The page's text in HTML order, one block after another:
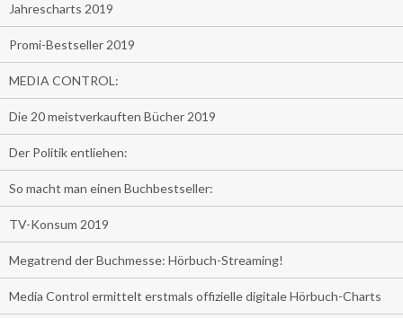
Jahrescharts 2019
Promi-Bestseller 2019
MEDIA CONTROL:
Die 20 meistverkauften Bücher 2019
Der Politik entliehen:
So macht man einen Buchbestseller:
TV-Konsum 2019
Megatrend der Buchmesse: Hörbuch-Streaming!
Media Control ermittelt erstmals offizielle digitale Hörbuch-Charts